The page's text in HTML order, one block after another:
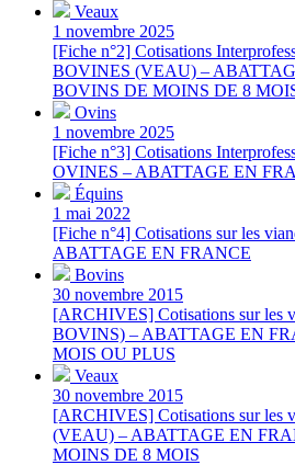
Veaux
1 novembre 2025
[Fiche n°2] Cotisations
BOVINES (VEAU) –
BOVINS DE MOINS DE 8
Ovins
1 novembre 2025
[Fiche n°3] Cotisations
OVINES – ABATTAGE EN
Équins
1 mai 2022
[Fiche n°4] Cotisations sur les
ABATTAGE EN FRANCE
Bovins
30 novembre 2015
[ARCHIVES] Cotisations sur les
BOVINS) – ABATTAGE EN
MOIS OU PLUS
Veaux
30 novembre 2015
[ARCHIVES] Cotisations sur les
(VEAU) – ABATTAGE EN
MOINS DE 8 MOIS